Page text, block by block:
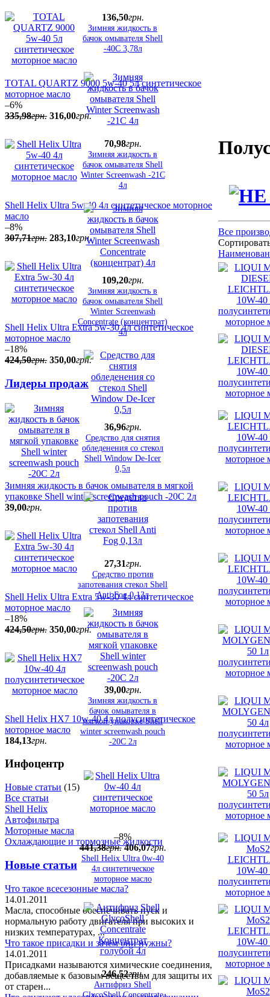
136,50грн.
Зимняя жидкость в
бачок омывателя Shell
-40C 3,78л
70,98грн.
Зимняя жидкость в
бачок омывателя Shell
Winter Screenwash -21С
4л
109,20грн.
Зимняя жидкость в
бачок омывателя Shell
Winter Screenwash
Concentrate (концентрат)
4л
36,96грн.
Средство для снятия
обледенения со стекол
Shell Window De-Icer
0,5л
27,31грн.
Средство против
запотевания стекол Shell
Anti Fog 0,13л
39,00грн.
Зимняя жидкость в
бачок омывателя в
мягкой упаковке Shell
winter screenwash pouch
-20C 2л
–8%
441,38грн. 406,07грн.
Shell Helix Ultra 0w-40
4л синтетическое
моторное масло
246,52грн.
Антифриз Shell
GlycoShell Concentrate
TOTAL QUARTZ 9000 5w-40 5л синтетическое
моторное масло
–6%
335,98грн. 316,00грн.
Shell Helix Ultra 5w-40 4л синтетическое моторное
масло
–8%
307,71грн. 283,10грн.
Shell Helix Ultra Extra 5w-30 4л синтетическое
моторное масло
–18%
424,50грн. 350,00грн.
Лидеры продаж
Зимняя жидкость в бачок омывателя в мягкой
упаковке Shell winter screenwash pouch -20C 2л
39,00грн.
Shell Helix Ultra Extra 5w-30 4л синтетическое
моторное масло
–18%
424,50грн. 350,00грн.
Shell Helix HX7 10w-40 4л полусинтетическое
моторное масло
184,13грн.
Инфоцентр
Новые статьи (15)
Все статьи
Shell Helix
Автофильтра
Моторные масла
Охлаждающие и тормозные жидкости
Новые статьи
Что такое всесезонные масла?
14.01.2011
Масла, способные обеспечивать пуск и
нормальную работу двигателя при высоких и
низких температурах, ...
Что такое присадки и зачем они нужны?
14.01.2011
Присадками называются химические соединения,
добавляемые к базовым веществам для защиты их
от старен...
Все